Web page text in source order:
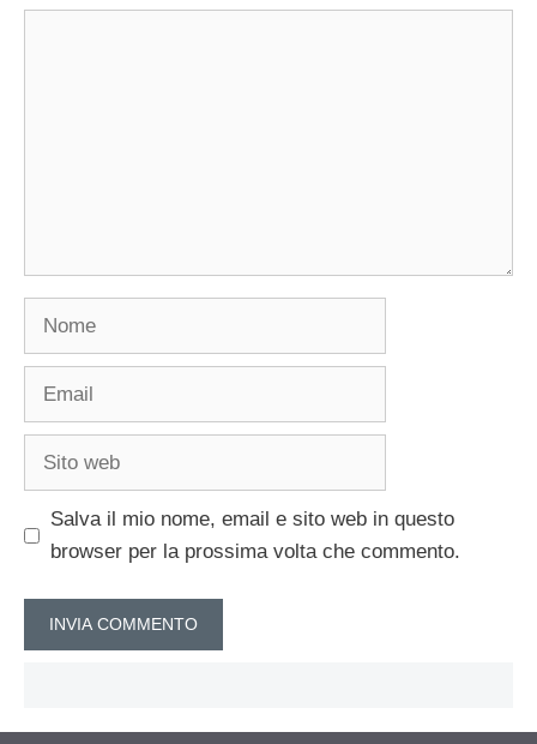
Nome
Email
Sito
Salva il mio nome, email e sito web in questo
browser per la prossima volta che commento.